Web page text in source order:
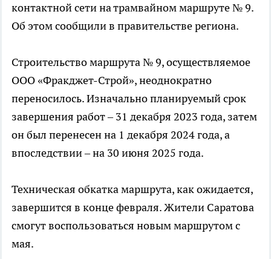
контактной сети на трамвайном маршруте № 9.
Об этом сообщили в правительстве региона.
Строительство маршрута № 9, осуществляемое
ООО «Фракджет-Строй», неоднократно
переносилось. Изначально планируемый срок
завершения работ – 31 декабря 2023 года, затем
он был перенесен на 1 декабря 2024 года, а
впоследствии – на 30 июня 2025 года.
Техническая обкатка маршрута, как ожидается,
завершится в конце февраля. Жители Саратова
смогут воспользоваться новым маршрутом с
мая.